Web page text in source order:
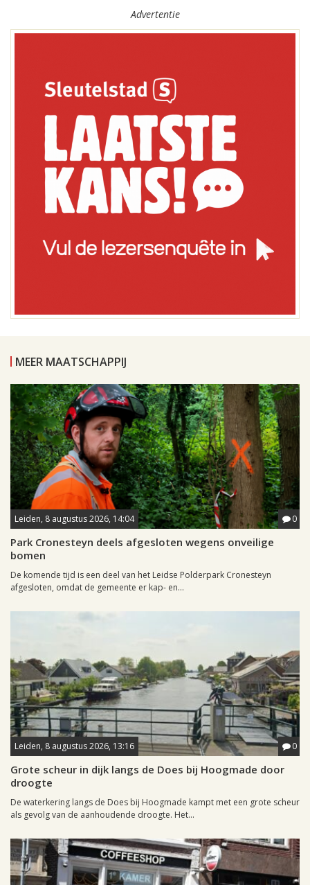
Advertentie
MEER MAATSCHAPPIJ
Leiden, 8 augustus 2026, 14:04 0
Park Cronesteyn deels afgesloten wegens onveilige
bomen
De komende tijd is een deel van het Leidse Polderpark Cronesteyn
afgesloten, omdat de gemeente er kap- en...
Leiden, 8 augustus 2026, 13:16 0
Grote scheur in dijk langs de Does bij Hoogmade door
droogte
De waterkering langs de Does bij Hoogmade kampt met een grote scheur
als gevolg van de aanhoudende droogte. Het...